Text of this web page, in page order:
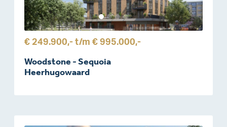
€ 249.900,- t/m € 995.000,-
Woodstone - Sequoia
Heerhugowaard